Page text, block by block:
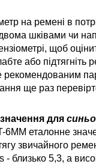
на ремені в
шківами чи
щоб
або підтягніть
рекомендованим
ще раз
для
6MM еталонне
звичайного
- близько 5,3, а